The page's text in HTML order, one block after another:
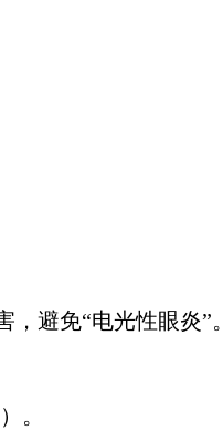
避免“电光性眼炎”。
。